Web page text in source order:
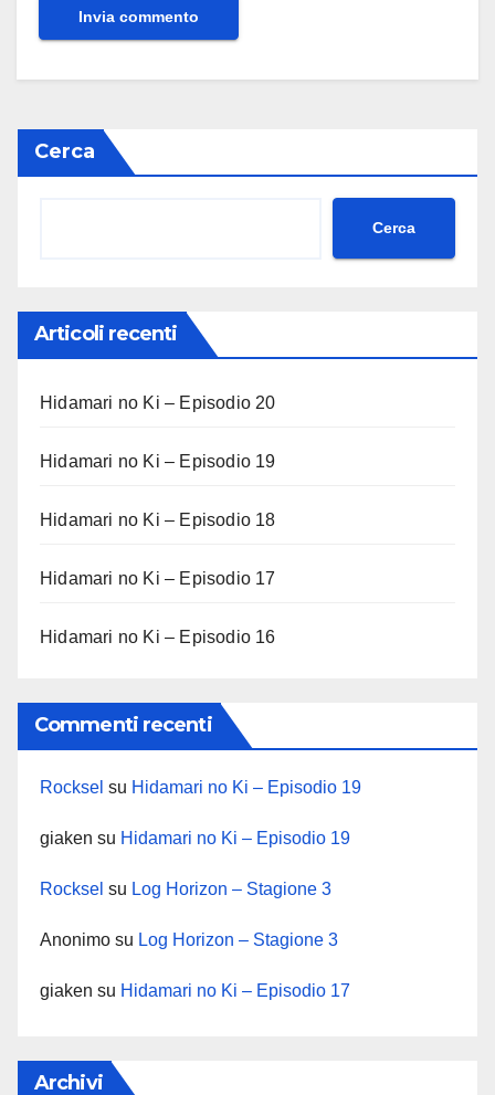
Cerca
Cerca
Articoli recenti
Hidamari no Ki – Episodio 20
Hidamari no Ki – Episodio 19
Hidamari no Ki – Episodio 18
Hidamari no Ki – Episodio 17
Hidamari no Ki – Episodio 16
Commenti recenti
Rocksel su Hidamari no Ki – Episodio 19
giaken su Hidamari no Ki – Episodio 19
Rocksel su Log Horizon – Stagione 3
Anonimo su Log Horizon – Stagione 3
giaken su Hidamari no Ki – Episodio 17
Archivi